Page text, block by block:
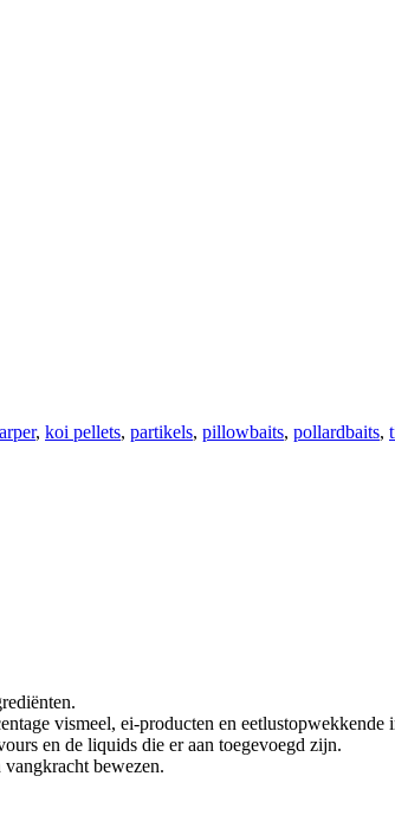
, koi pellets, partikels, pillowbaits, pollardbaits,
vismeel, ei-producten en eetlustopwekkende
en de liquids die er aan toegevoegd zijn.
bewezen.